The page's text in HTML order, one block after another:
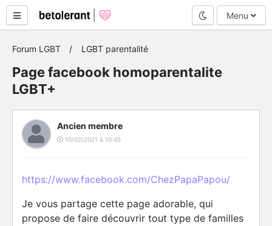
Mode nuit
Menu
Forum LGBT LGBT parentalité
Page facebook homoparentalite
LGBT+
Ancien membre
10/02/2021 à 10:45
https://www.facebook.com/ChezPapaPapou/
Je vous partage cette page adorable, qui
propose de faire découvrir tout type de familles